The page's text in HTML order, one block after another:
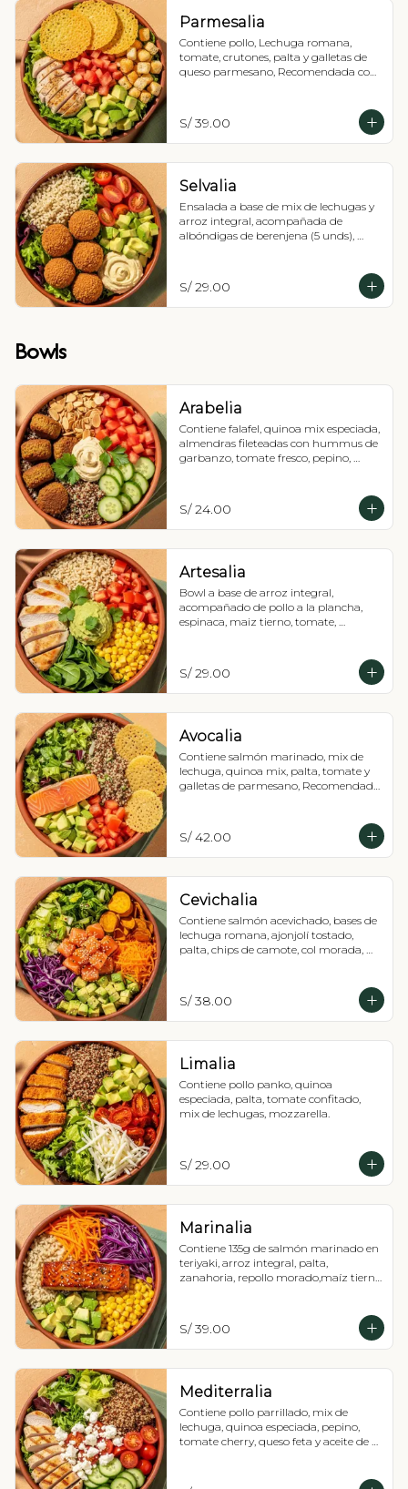
Parmesalia
Contiene pollo, Lechuga romana,
tomate, crutones, palta y galletas de
queso parmesano, Recomendada con
S/ 39.00
Selvalia
Ensalada a base de mix de lechugas y
arroz integral, acompañada de
albóndigas de berenjena (5 unds),
vinagreta Balsámica
S/ 29.00
Bowls
Arabelia
Contiene falafel, quinoa mix especiada,
almendras fileteadas con hummus de
garbanzo, tomate fresco, pepino,
S/ 24.00
Artesalia
Bowl a base de arroz integral,
acompañado de pollo a la plancha,
espinaca, maiz tierno, tomate,
S/ 29.00
Avocalia
Contiene salmón marinado, mix de
lechuga, quinoa mix, palta, tomate y
galletas de parmesano, Recomendada
S/ 42.00
Cevichalia
Contiene salmón acevichado, bases de
lechuga romana, ajonjolí tostado,
palta, chips de camote, col morada,
S/ 38.00
Limalia
Contiene pollo panko, quinoa
especiada, palta, tomate confitado,
mix de lechugas, mozzarella.
S/ 29.00
Marinalia
Contiene 135g de salmón marinado en
teriyaki, arroz integral, palta,
zanahoria, repollo morado,maíz tierno
S/ 39.00
Mediterralia
Contiene pollo parrillado, mix de
lechuga, quinoa especiada, pepino,
tomate cherry, queso feta y aceite de